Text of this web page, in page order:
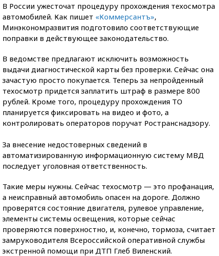
В России ужесточат процедуру прохождения техосмотра
автомобилей. Как пишет «Коммерсантъ»,
Минэкономразвития подготовило соответствующие
поправки в действующее законодательство.
В ведомстве предлагают исключить возможность
выдачи диагностической карты без проверки. Сейчас она
зачастую просто покупается. Теперь за непройденный
техосмотр придется заплатить штраф в размере 800
рублей. Кроме того, процедуру прохождения ТО
планируется фиксировать на видео и фото, а
контролировать операторов поручат Ространснадзору.
За внесение недостоверных сведений в
автоматизированную информационную систему МВД
последует уголовная ответственность.
Такие меры нужны. Сейчас техосмотр — это профанация,
а неисправный автомобиль опасен на дороге. Должно
проверятся состояние двигателя, рулевое управление,
элементы системы освещения, которые сейчас
проверяются поверхностно, и, конечно, тормоза, считает
замруководителя Всероссийской оперативной службы
экстренной помощи при ДТП Глеб Виленский.